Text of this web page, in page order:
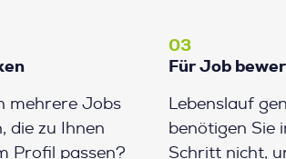
mehrere Jobs
die zu Ihnen
Profil passen?
03
Für Job
Lebenslauf
benötigen Sie
Schritt nicht,